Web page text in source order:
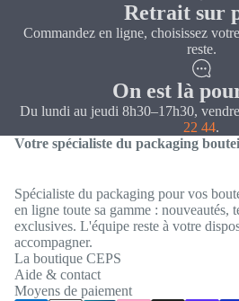
Retrait sur
Commandez en ligne, choisissez
reste.
On est là
Du lundi au jeudi 8h30–17h30,
22 44.
Votre spécialiste du packaging
Spécialiste du packaging pour vos
en ligne toute sa gamme : nouveautés,
exclusives. L'équipe reste à votre
accompagner.
La boutique CEPS
Aide & contact
Moyens de paiement
Politique de confidentialité
Coordonnées
Conditions générales de vente